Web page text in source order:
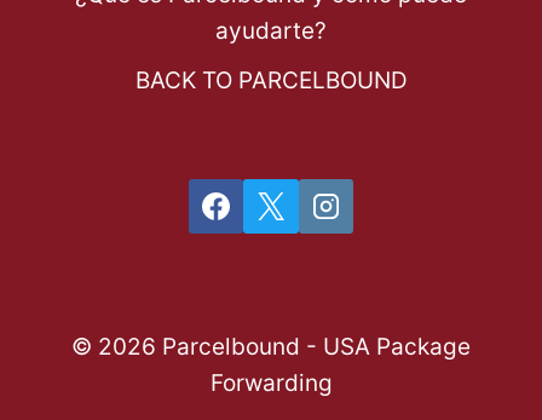
ayudarte?
BACK TO PARCELBOUND
© 2026 Parcelbound - USA Package
Forwarding